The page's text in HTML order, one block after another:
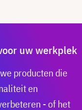
uw werkplek
producten die
en
- of het